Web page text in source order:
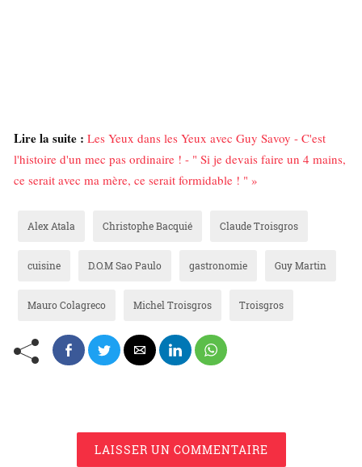
Lire la suite : Les Yeux dans les Yeux avec Guy Savoy - C'est
l'histoire d'un mec pas ordinaire ! - " Si je devais faire un 4 mains,
ce serait avec ma mère, ce serait formidable ! " »
Alex Atala Christophe Bacquié Claude Troisgros
cuisine D.O.M Sao Paulo gastronomie Guy Martin
Mauro Colagreco Michel Troisgros Troisgros
LAISSER UN COMMENTAIRE